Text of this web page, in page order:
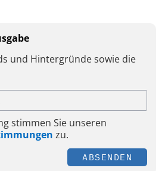
und Hintergründe sowie die
stimmen Sie unseren
zu.
ABSENDEN